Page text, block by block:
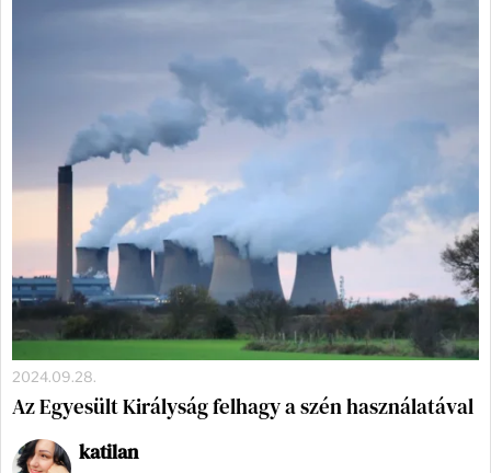
2024.09.28.
Az Egyesült Királyság felhagy a szén használatával
katilan